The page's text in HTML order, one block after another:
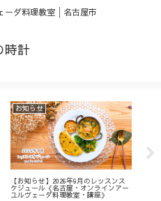
ーダ料理教室│名古屋市
時計
お知らせ
【お知らせ】2026年9月のレッスンス
ケジュール《名古屋・オンラインアー
ユルヴェーダ料理教室・講座》